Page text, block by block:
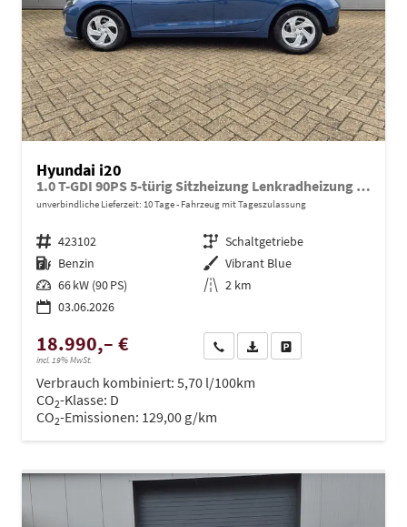
Hyundai i20
1.0 T-GDI 90PS 5-türig Sitzheizung Lenkradheizung Rückf.Kamera PDC Klima Apple CarPlay Android Auto Tempomat Touchscreen
unverbindliche Lieferzeit: 10 Tage Fahrzeug mit Tageszulassung
Fahrzeugnr. 423102 Getriebe Schaltgetriebe
Kraftstoff Benzin Außenfarbe Vibrant Blue
Leistung 66 kW (90 PS) Kilometerstand 2 km
03.06.2026
18.990,– €
incl. 19% MwSt.
Wir rufen Sie anPDF-Datei, Fahrzeugexposé
Verbrauch kombiniert: 5,70 l/100km
CO2-Klasse: D
CO2-Emissionen: 129,00 g/km